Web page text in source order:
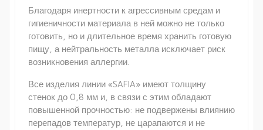
Благодаря инертности к агрессивным средам и
гигиеничности материала в ней можно не только
готовить, но и длительное время хранить готовую
пищу, а нейтральность металла исключает риск
возникновения аллергии.
Все изделия линии «SAFIA» имеют толщину
стенок до 0,8 мм и, в связи с этим обладают
повышенной прочностью: не подвержены влиянию
перепадов температур, не царапаются и не